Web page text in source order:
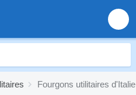
Fourgons utilitaires d'Italie